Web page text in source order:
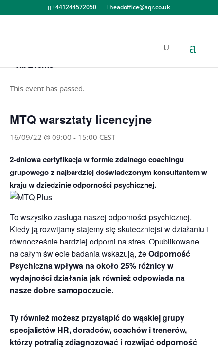
+441244572050 headoffice@aqr.co.uk
« All Events
This event has passed.
MTQ warsztaty licencyjne
16/09/22 @ 09:00 - 15:00 CEST
2-dniowa certyfikacja w formie zdalnego coachingu
grupowego z najbardziej doświadczonym konsultantem w
kraju w dziedzinie odporności psychicznej.
To wszystko zasługa naszej odporności psychicznej.
Kiedy ją rozwijamy stajemy się skuteczniejsi w działaniu i
równocześnie bardziej odporni na stres. Opublikowane
na całym świecie badania wskazują, żeOdporność
Psychiczna wpływa na około 25% różnicy w
wydajności działania jak również odpowiada na
nasze dobre samopoczucie.
Ty również możesz przystąpić do wąskiej grupy
specjalistów HR, doradców, coachów i trenerów,
którzy potrafią zdiagnozować i rozwijać odporność